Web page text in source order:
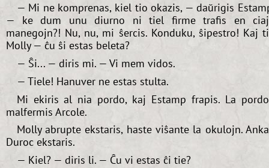
— Mi ne komprenas, kiel tio okazis, — daŭrigis
— ke dum unu diurno ni tiel firme trafis en
manegojn?! Nu, nu, mi ŝercis. Konduku, ŝipestro! Kaj
Molly — ĉu ŝi estas beleta?
— Ŝi... — diris mi. — Vi mem vidos.
— Tiele! Hanuver ne estas stulta.
Mi ekiris al nia pordo, kaj Estamp frapis. La
malfermis Arcole.
Molly abrupte ekstaris, haste viŝante la okulojn.
Duroc ekstaris.
— Kiel? — diris li. — Ĉu vi estas ĉi tie?